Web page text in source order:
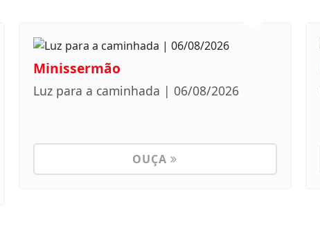
Minissermão
Luz para a caminhada | 06/08/2026
OUÇA